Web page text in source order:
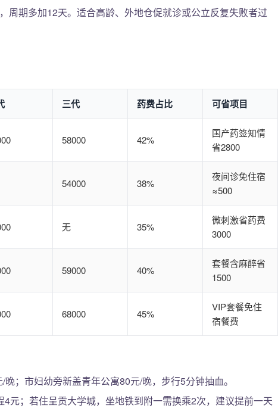
周期多加12天。适合高龄、外地仓促就诊或公立反复失败者过
三代 药费占比 可省项目
58000 42%
国产药签知情
省2800
54000 38%
夜间诊免住宿
≈500
无 35%
微刺激省药费
3000
59000 40%
套餐含麻醉省
1500
68000 45%
VIP套餐免住
宿餐费
；市妇幼旁新盖青年公寓80元/晚，步行5分钟抽血。
元；若住呈贡大学城，坐地铁到附一需换乘2次，建议提前一天